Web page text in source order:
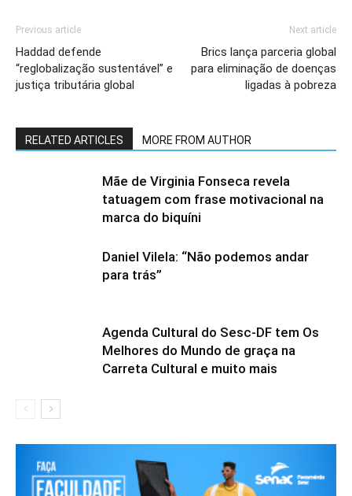
Previous article
Haddad defende
“reglobalização sustentável” e
justiça tributária global
Next article
Brics lança parceria global
para eliminação de doenças
ligadas à pobreza
RELATED ARTICLES MORE FROM AUTHOR
Mãe de Virginia Fonseca revela
tatuagem com frase motivacional na
marca do biquíni
Daniel Vilela: “Não podemos andar
para trás”
Agenda Cultural do Sesc-DF tem Os
Melhores do Mundo de graça na
Carreta Cultural e muito mais